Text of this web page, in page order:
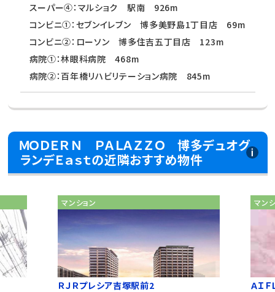
スーパー④：マルショク 駅南 926m
コンビニ①：セブンイレブン 博多美野島1丁目店 69m
コンビニ②：ローソン 博多住吉五丁目店 123m
病院①：林眼科病院 468m
病院②：百年橋リハビリテーション病院 845m
ＭＯＤＥＲＮ ＰＡＬＡＺＺＯ 博多デュオグ
ランデＥａｓｔの近隣おすすめ物件
マンション
ＲＪＲプレシア吉塚駅前2
マン
ＡＩ